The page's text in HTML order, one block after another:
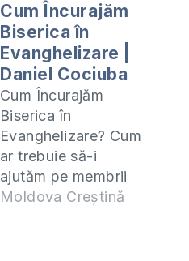
Cum Încurajăm
Biserica în
Evanghelizare |
Daniel Cociuba
Cum Încurajăm
Biserica în
Evanghelizare? Cum
ar trebuie să-i
ajutăm pe membrii
din biserică ca să
Moldova Creștină